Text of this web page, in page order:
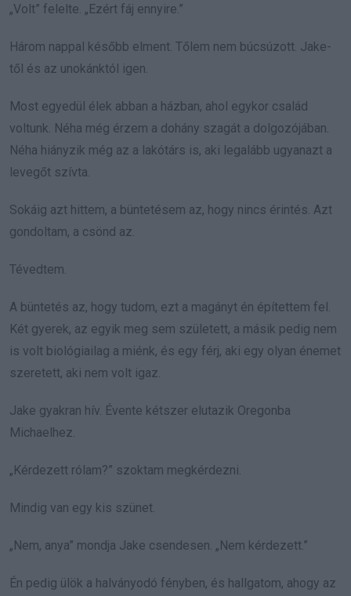
„Volt” felelte. „Ezért fáj ennyire.”
Három nappal később elment. Tőlem nem búcsúzott. Jake-
től és az unokánktól igen.
Most egyedül élek abban a házban, ahol egykor család
voltunk. Néha még érzem a dohány szagát a dolgozójában.
Néha hiányzik még az a lakótárs is, aki legalább ugyanazt a
levegőt szívta.
Sokáig azt hittem, a büntetésem az, hogy nincs érintés. Azt
gondoltam, a csönd az.
Tévedtem.
A büntetés az, hogy tudom, ezt a magányt én építettem fel.
Két gyerek, az egyik meg sem született, a másik pedig nem
is volt biológiailag a miénk, és egy férj, aki egy olyan énemet
szeretett, aki nem volt igaz.
Jake gyakran hív. Évente kétszer elutazik Oregonba
Michaelhez.
„Kérdezett rólam?” szoktam megkérdezni.
Mindig van egy kis szünet.
„Nem, anya” mondja Jake csendesen. „Nem kérdezett.”
Én pedig ülök a halványodó fényben, és hallgatom, ahogy az